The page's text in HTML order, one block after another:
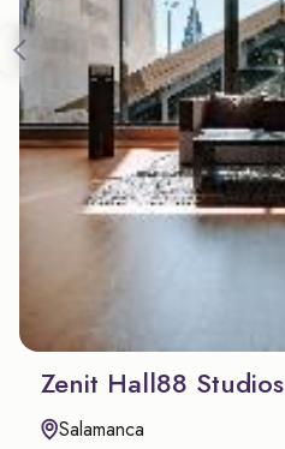
Zenit Hall88 Studios
Salamanca